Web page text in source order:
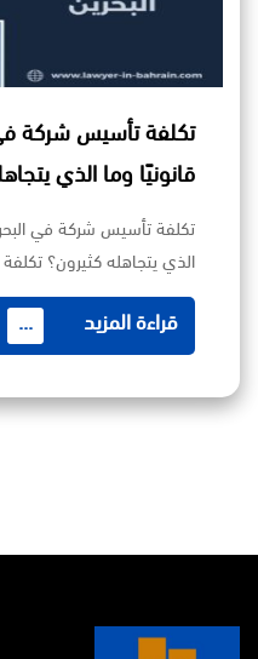
تكلفة تأسيس شركة
قانونيًا وما الذي
تكلفة تأسيس شركة في
الذي يتجاهله كثيرون؟
قراءة المزيد ...